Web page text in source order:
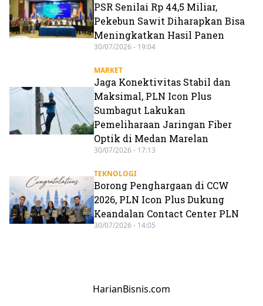
PSR Senilai Rp 44,5 Miliar,
Pekebun Sawit Diharapkan Bisa
Meningkatkan Hasil Panen
30/07/2026 - 19:04
MARKET
Jaga Konektivitas Stabil dan
Maksimal, PLN Icon Plus
Sumbagut Lakukan
Pemeliharaan Jaringan Fiber
Optik di Medan Marelan
30/07/2026 - 17:13
TEKNOLOGI
Borong Penghargaan di CCW
2026, PLN Icon Plus Dukung
Keandalan Contact Center PLN
30/07/2026 - 14:05
HarianBisnis.com